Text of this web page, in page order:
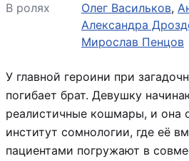
В ролях
Олег Васильков,
Александра
Мирослав Пенцов
У главной героини при
погибает брат. Девушку
реалистичные кошмары, и она
институт сомнологии, где её
пациентами погружают в